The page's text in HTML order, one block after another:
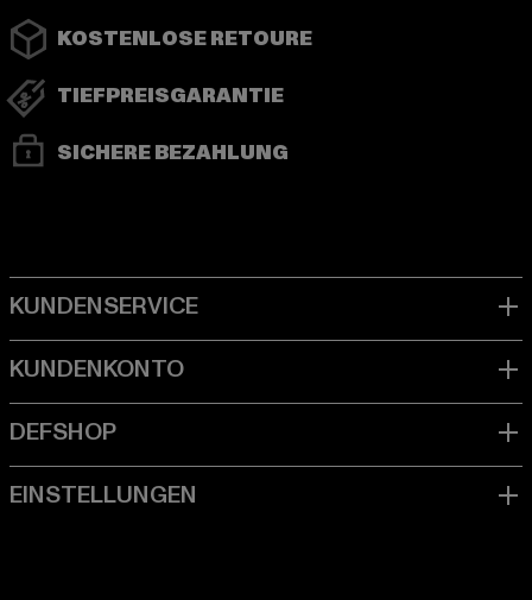
KOSTENLOSE RETOURE
TIEFPREISGARANTIE
SICHERE BEZAHLUNG